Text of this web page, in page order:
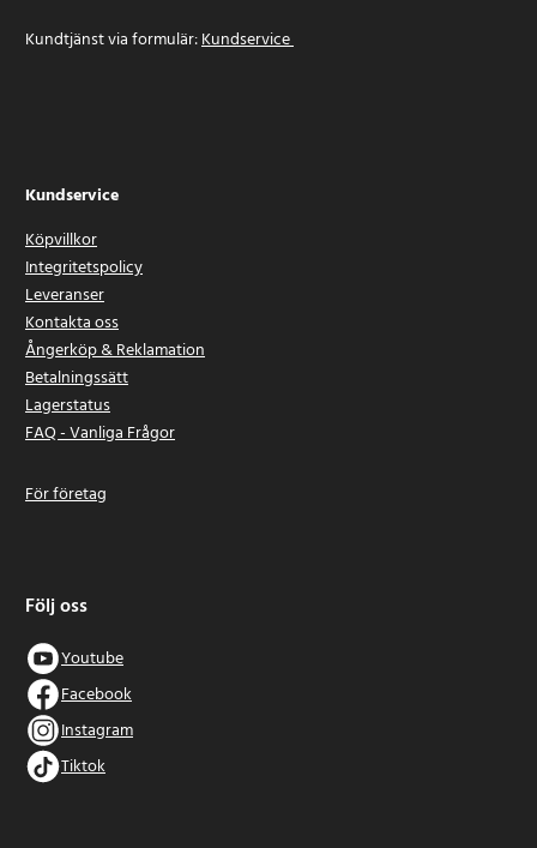
Kundtjänst via formulär:Kundservice
Kundservice
Köpvillkor
Integritetspolicy
Leveranser
Kontakta oss
Ångerköp & Reklamation
Betalningssätt
Lagerstatus
FAQ - Vanliga Frågor
För företag
Följ oss
Youtube
Facebook
Instagram
Tiktok